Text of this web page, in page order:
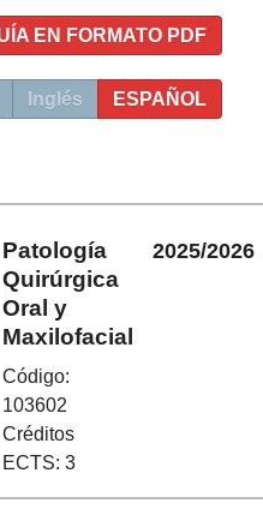
EN FORMATO PDF
Inglés ESPAÑOL
Patología
Quirúrgica
Oral y
Maxilofacial
Código:
103602
Créditos
ECTS: 3
2025/2026